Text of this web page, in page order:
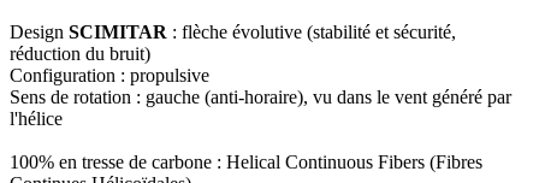
Design SCIMITAR : flèche évolutive (stabilité et sécurité,
réduction du bruit)
Configuration : propulsive
Sens de rotation : gauche (anti-horaire), vu dans le vent généré par
l'hélice
100% en tresse de carbone : Helical Continuous Fibers (Fibres